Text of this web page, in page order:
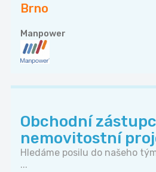
Brno
Manpower
Obchodní
nemovitostní
Hledáme posilu do našeho
...